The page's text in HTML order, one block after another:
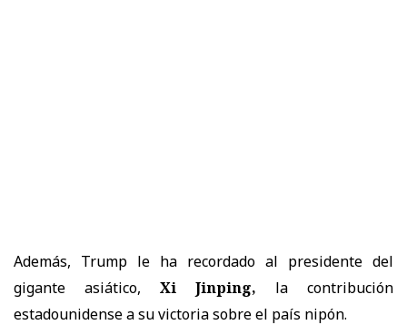
Además, Trump le ha recordado al presidente del
gigante asiático, Xi Jinping, la contribución
estadounidense a su victoria sobre el país nipón.